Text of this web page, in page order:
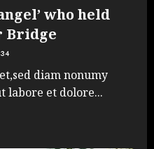
who held
Bridge
diam nonumy
labore et dolore...